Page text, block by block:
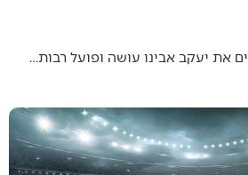
את יעקב אבינו עושה ופועל רבות…